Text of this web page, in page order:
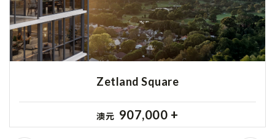
Zetland Square
澳元 907,000 +